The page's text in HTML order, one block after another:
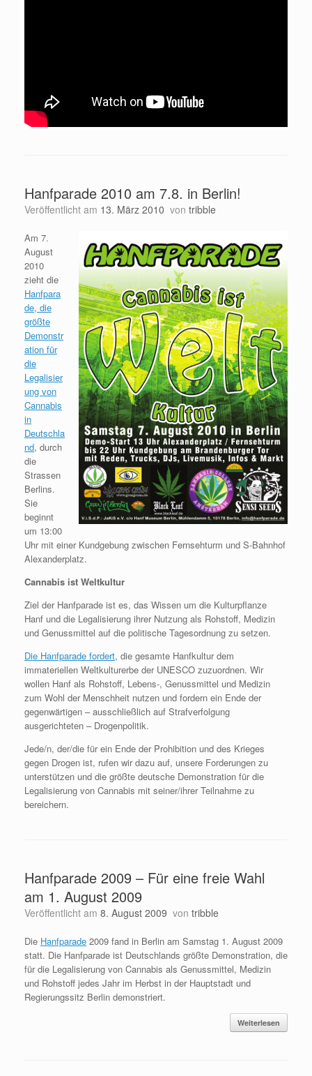
Hanfparade 2010 am 7.8. in Berlin!
Veröffentlicht am 13. März 2010 von tribble
Am 7.
August
2010
zieht die
Hanfpara
de, die
größte
Demonstr
ation für
die
Legalisier
ung von
Cannabis
in
Deutschla
nd, durch
die
Strassen
Berlins.
Sie
beginnt
um 13:00
Uhr mit einer Kundgebung zwischen Fernsehturm und S-Bahnhof
Alexanderplatz.
Cannabis ist Weltkultur
Ziel der Hanfparade ist es, das Wissen um die Kulturpflanze
Hanf und die Legalisierung ihrer Nutzung als Rohstoff, Medizin
und Genussmittel auf die politische Tagesordnung zu setzen.
Die Hanfparade fordert, die gesamte Hanfkultur dem
immateriellen Weltkulturerbe der UNESCO zuzuordnen. Wir
wollen Hanf als Rohstoff, Lebens-, Genussmittel und Medizin
zum Wohl der Menschheit nutzen und fordern ein Ende der
gegenwärtigen – ausschließlich auf Strafverfolgung
ausgerichteten – Drogenpolitik.
Jede/n, der/die für ein Ende der Prohibition und des Krieges
gegen Drogen ist, rufen wir dazu auf, unsere Forderungen zu
unterstützen und die größte deutsche Demonstration für die
Legalisierung von Cannabis mit seiner/ihrer Teilnahme zu
bereichern.
Hanfparade 2009 – Für eine freie Wahl
am 1. August 2009
Veröffentlicht am 8. August 2009 von tribble
Die Hanfparade 2009 fand in Berlin am Samstag 1. August 2009
statt. Die Hanfparade ist Deutschlands größte Demonstration, die
für die Legalisierung von Cannabis als Genussmittel, Medizin
und Rohstoff jedes Jahr im Herbst in der Hauptstadt und
Regierungssitz Berlin demonstriert.
Weiterlesen